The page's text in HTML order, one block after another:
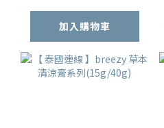
加入購物車